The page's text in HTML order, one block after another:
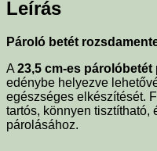
Leírás
Pároló betét
A 23,5 cm-es párolóbetét
edénybe helyezve
egészséges elkészítését.
tartós, könnyen
párolásához.